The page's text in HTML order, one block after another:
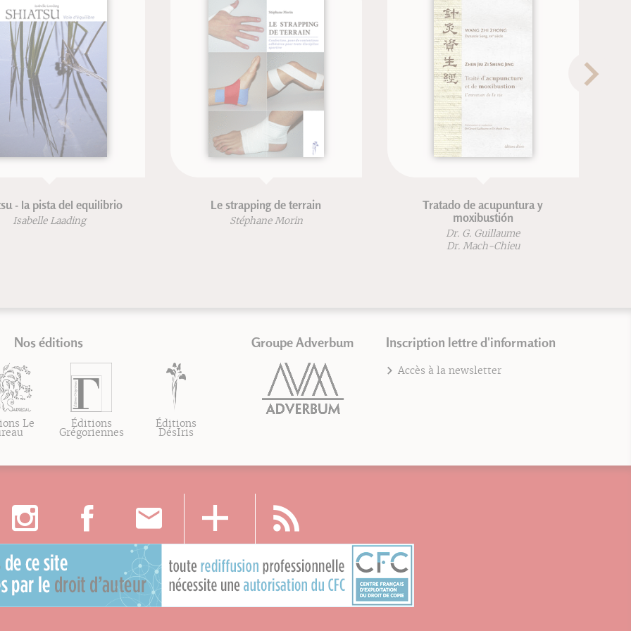
Le strapping de terrain
Stéphane Morin
Tratado de acupuntura y
moxibustión
Le massage traditionnel chinois
Michel Deydier-Bastide
Nos éditions
Le Éditions
Grégoriennes
Éditions
DésIris
Groupe Adverbum Inscription lettre d'information
Accès à la newsletter